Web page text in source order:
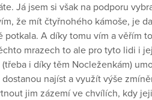
Já jsem si však na podporu
že mít čtyřnohého kámoše, je
A díky tomu vím a věřím
mrazech to ale pro tyto lidi i
i díky těm Nocleženkám)
najíst a využít výše
jim zázemí ve chvílích, kdy